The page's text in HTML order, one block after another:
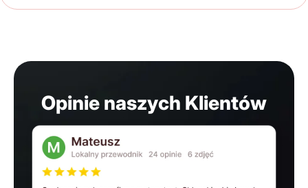
Opinie naszych Klientów